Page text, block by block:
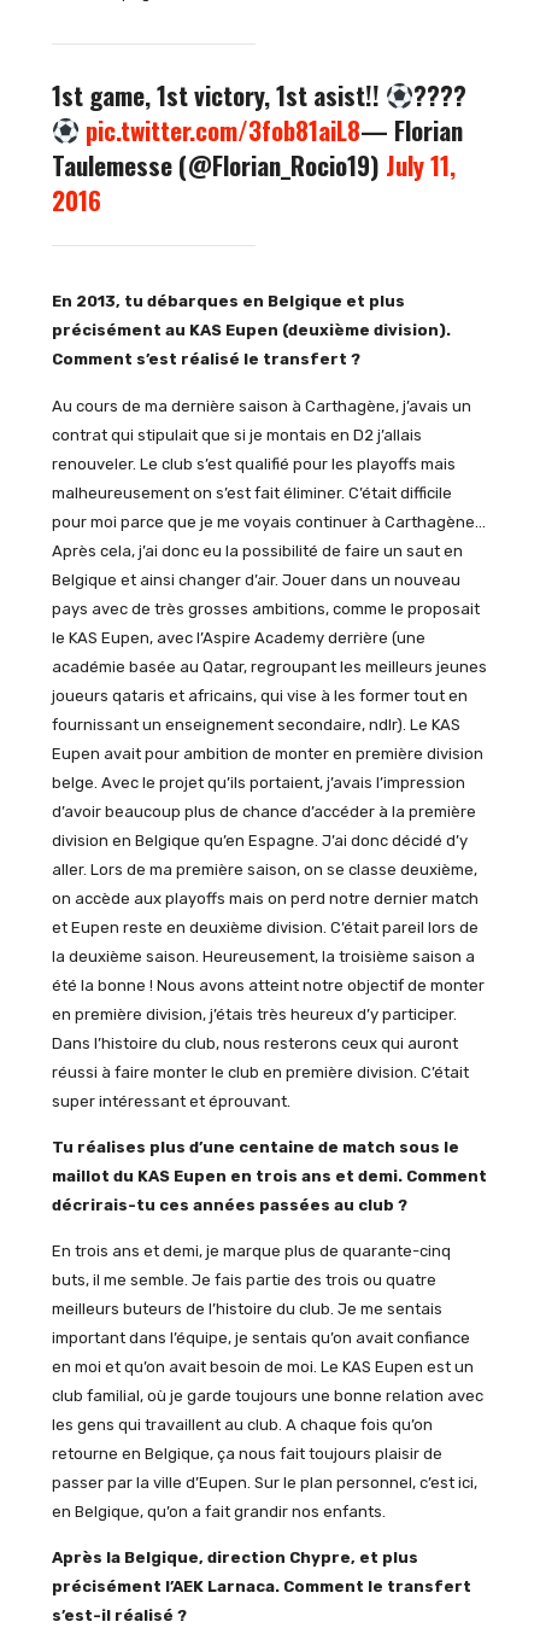
1st game, 1st victory, 1st asist!!
????
pic.twitter.com/3fob81aiL8— Florian
Taulemesse (@Florian_Rocio19) July 11,
2016
En 2013, tu débarques en Belgique et plus
précisément au KAS Eupen (deuxième division).
Comment s’est réalisé le transfert ?
Au cours de ma dernière saison à Carthagène, j’avais un
contrat qui stipulait que si je montais en D2 j’allais
renouveler. Le club s’est qualifié pour les playoffs mais
malheureusement on s’est fait éliminer. C’était difficile
pour moi parce que je me voyais continuer à Carthagène…
Après cela, j’ai donc eu la possibilité de faire un saut en
Belgique et ainsi changer d’air. Jouer dans un nouveau
pays avec de très grosses ambitions, comme le proposait
le KAS Eupen, avec l’Aspire Academy derrière (une
académie basée au Qatar, regroupant les meilleurs jeunes
joueurs qataris et africains, qui vise à les former tout en
fournissant un enseignement secondaire, ndlr). Le KAS
Eupen avait pour ambition de monter en première division
belge. Avec le projet qu’ils portaient, j’avais l’impression
d’avoir beaucoup plus de chance d’accéder à la première
division en Belgique qu’en Espagne. J’ai donc décidé d’y
aller. Lors de ma première saison, on se classe deuxième,
on accède aux playoffs mais on perd notre dernier match
et Eupen reste en deuxième division. C’était pareil lors de
la deuxième saison. Heureusement, la troisième saison a
été la bonne ! Nous avons atteint notre objectif de monter
en première division, j’étais très heureux d’y participer.
Dans l’histoire du club, nous resterons ceux qui auront
réussi à faire monter le club en première division. C’était
super intéressant et éprouvant.
Tu réalises plus d’une centaine de match sous le
maillot du KAS Eupen en trois ans et demi. Comment
décrirais-tu ces années passées au club ?
En trois ans et demi, je marque plus de quarante-cinq
buts, il me semble. Je fais partie des trois ou quatre
meilleurs buteurs de l’histoire du club. Je me sentais
important dans l’équipe, je sentais qu’on avait confiance
en moi et qu’on avait besoin de moi. Le KAS Eupen est un
club familial, où je garde toujours une bonne relation avec
les gens qui travaillent au club. A chaque fois qu’on
retourne en Belgique, ça nous fait toujours plaisir de
passer par la ville d’Eupen. Sur le plan personnel, c’est ici,
en Belgique, qu’on a fait grandir nos enfants.
Après la Belgique, direction Chypre, et plus
précisément l’AEK Larnaca. Comment le transfert
s’est-il réalisé ?